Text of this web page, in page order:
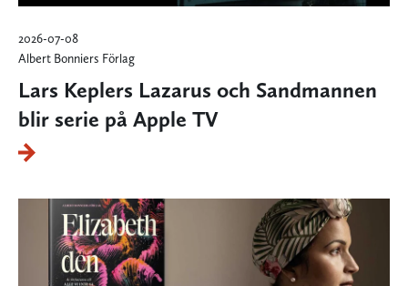
2026-07-08
Albert Bonniers Förlag
Lars Keplers Lazarus och Sandmannen
blir serie på Apple TV